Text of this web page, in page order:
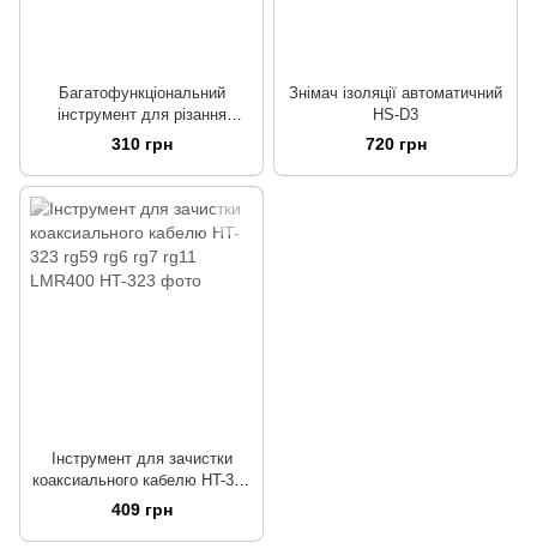
Багатофункціональний
інструмент для різання
кабелю, проволки та
зачищення дротів
310 грн
Знімач ізоляції автоматичний
HS-D3
720 грн
Інструмент для зачистки
коаксиального кабелю HT-323
rg59 rg6 rg7 rg11 LMR400
409 грн